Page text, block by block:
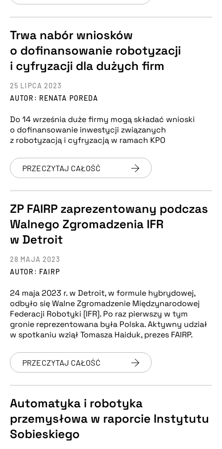
Trwa nabór wniosków
o dofinansowanie robotyzacji
i cyfryzacji dla dużych firm
AUTOR: RENATA POREDA
25 LIPCA 2023
Do 14 września duże firmy mogą składać wnioski
o dofinansowanie inwestycji związanych
z robotyzacją i cyfryzacją w ramach KPO
PRZECZYTAJ CAŁOŚĆ
ZP FAIRP zaprezentowany podczas
Walnego Zgromadzenia IFR
w Detroit
AUTOR: FAIRP
28 MAJA 2023
24 maja 2023 r. w Detroit, w formule hybrydowej,
odbyło się Walne Zgromadzenie Międzynarodowej
Federacji Robotyki [IFR]. Po raz pierwszy w tym
gronie reprezentowana była Polska. Aktywny udział
w spotkaniu wziął Tomasza Haiduk, prezes FAIRP.
PRZECZYTAJ CAŁOŚĆ
Automatyka i robotyka
przemysłowa w raporcie Instytutu
Sobieskiego